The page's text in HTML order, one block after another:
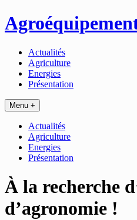
Passer
au
Actualités
Agriculture
Energies
Présentation
Menu +
Actualités
Agriculture
Energies
Présentation
À la recherche
d’agronomie !